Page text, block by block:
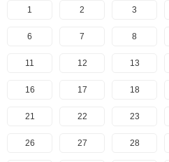
1 2 3
6 7 8
11 12 13
16 17 18
21 22 23
26 27 28